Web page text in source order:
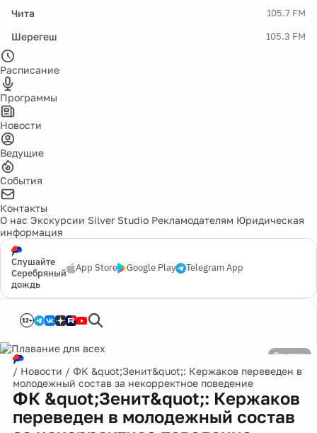
Чита 105.7 FM
Шерегеш 105.3 FM
Расписание
Программы
Новости
Ведущие
События
Контакты
О нас Экскурсии Silver Studio Рекламодателям Юридическая
информация
Слушайте
Серебряный
дождь
App Store Google Play Telegram App
12+
Реклама
/ Новости / ФК &quot;Зенит&quot;: Кержаков переведен в
молодежный состав за некорректное поведение
ФК &quot;Зенит&quot;: Кержаков
переведен в молодежный состав